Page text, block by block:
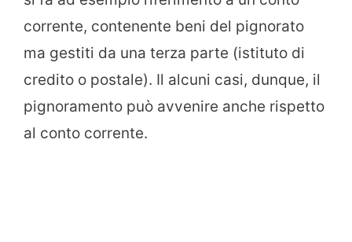
corrente, contenente beni del pignorato
ma gestiti da una terza parte (istituto di
credito o postale). Il alcuni casi, dunque, il
pignoramento può avvenire anche rispetto
al conto corrente.